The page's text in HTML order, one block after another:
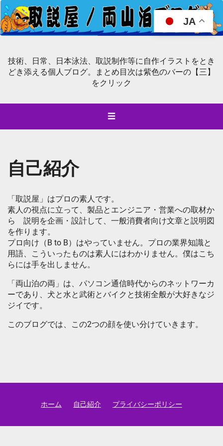
技術、日常、日本泳法、取説制作等に自作イラストをとき
どき添える個人ブログ。まとめ目次は紫色のバーの【三】
をクリック
☰
自己紹介
「取説屋」はプロの素人です。
素人の視点に立って、製品とエンジニア・営業への取材か
ら 説明を企画・設計して、一般消費者向け文章と説明図
を作ります。
プロ向け（B to B）はやっていません。プロの業界知識と
用語、こういったものは素人にはわかりません。僕はこち
らには手を出しません。
「両山泊の両」は、パソコン通信時代からのネットワーカ
ーであり、犬と水と武術とバイクと技術全般が大好きなジ
ジイです。
このブログでは、この2つの顔を使い分けていきます。
ホーム 自己紹介 プライバシーポリシー
JA